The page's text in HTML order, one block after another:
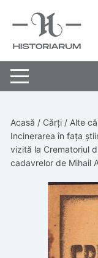
Acasă / Cărți / Alte
Incinerarea în fața
vizită la Crematoriul
cadavrelor de Mihail